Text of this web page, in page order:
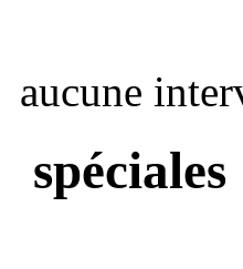
aucune
spéciales